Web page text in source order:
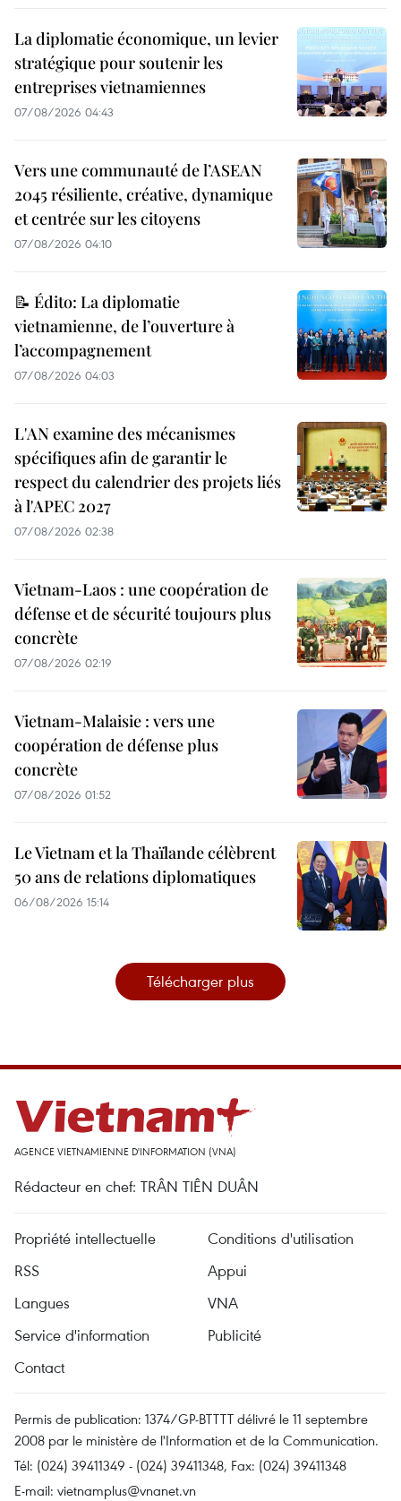
La diplomatie économique, un levier
stratégique pour soutenir les
entreprises vietnamiennes
07/08/2026 04:43
Vers une communauté de l’ASEAN
2045 résiliente, créative, dynamique
et centrée sur les citoyens
07/08/2026 04:10
📝 Édito: La diplomatie
vietnamienne, de l’ouverture à
l’accompagnement
07/08/2026 04:03
L'AN examine des mécanismes
spécifiques afin de garantir le
respect du calendrier des projets liés
à l'APEC 2027
07/08/2026 02:38
Vietnam-Laos : une coopération de
défense et de sécurité toujours plus
concrète
07/08/2026 02:19
Vietnam-Malaisie : vers une
coopération de défense plus
concrète
07/08/2026 01:52
Le Vietnam et la Thaïlande célèbrent
50 ans de relations diplomatiques
06/08/2026 15:14
Télécharger plus
AGENCE VIETNAMIENNE D'INFORMATION (VNA)
Rédacteur en chef: TRÂN TIÊN DUÂN
Propriété intellectuelle
Conditions d'utilisation
RSS
Appui
Langues
VNA
Service d'information
Publicité
Contact
Permis de publication: 1374/GP-BTTTT délivré le 11 septembre
2008 par le ministère de l'Information et de la Communication.
Tél: (024) 39411349 - (024) 39411348, Fax: (024) 39411348
E-mail: vietnamplus@vnanet.vn